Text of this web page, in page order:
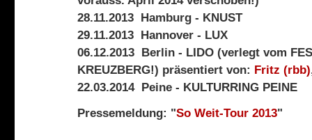
28.11.2013 Hamburg - KNUST
29.11.2013 Hannover - LUX
06.12.2013 Berlin - LIDO (verlegt vom
KREUZBERG!) präsentiert von: Fritz (rbb)
22.03.2014 Peine - KULTURRING PEINE
Pressemeldung: "So Weit-Tour 2013"